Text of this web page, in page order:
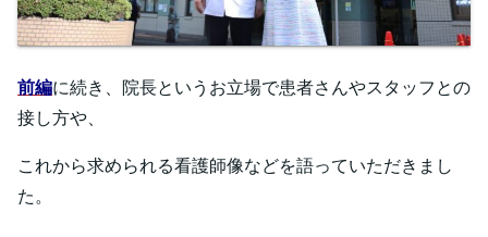
前編に続き、院長というお立場で患者さんやスタッフとの
接し方や、
これから求められる看護師像などを語っていただきまし
た。